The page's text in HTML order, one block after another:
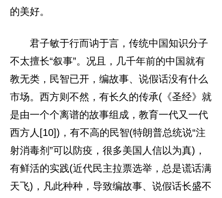
的美好。
君子敏于行而讷于言，传统中国知识分子
不太擅长“叙事”。况且，几千年前的中国就有
教无类，民智已开，编故事、说假话没有什么
市场。西方则不然，有长久的传承(《圣经》就
是由一个个离谱的故事组成，教育一代又一代
西方人[10])，有不高的民智(特朗普总统说“注
射消毒剂”可以防疫，很多美国人信以为真)，
有鲜活的实践(近代民主拉票选举，总是谎话满
天飞)，凡此种种，导致编故事、说假话长盛不